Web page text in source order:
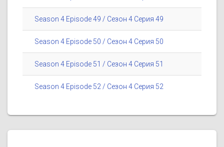
Season 4 Episode 49 / Сезон 4 Серия 49
Season 4 Episode 50 / Сезон 4 Серия 50
Season 4 Episode 51 / Сезон 4 Серия 51
Season 4 Episode 52 / Сезон 4 Серия 52